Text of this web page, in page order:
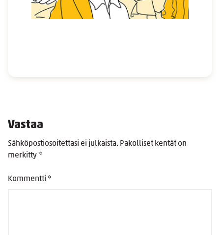
Vastaa
Sähköpostiosoitettasi ei julkaista. Pakolliset kentät on
merkitty *
Kommentti *